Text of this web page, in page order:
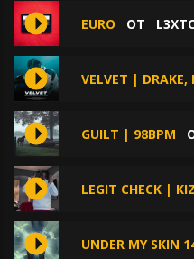
EURO ОТ
VELVET | DRAKE,
GUILT | 98BPM
LEGIT CHECK |
UNDER MY SKIN